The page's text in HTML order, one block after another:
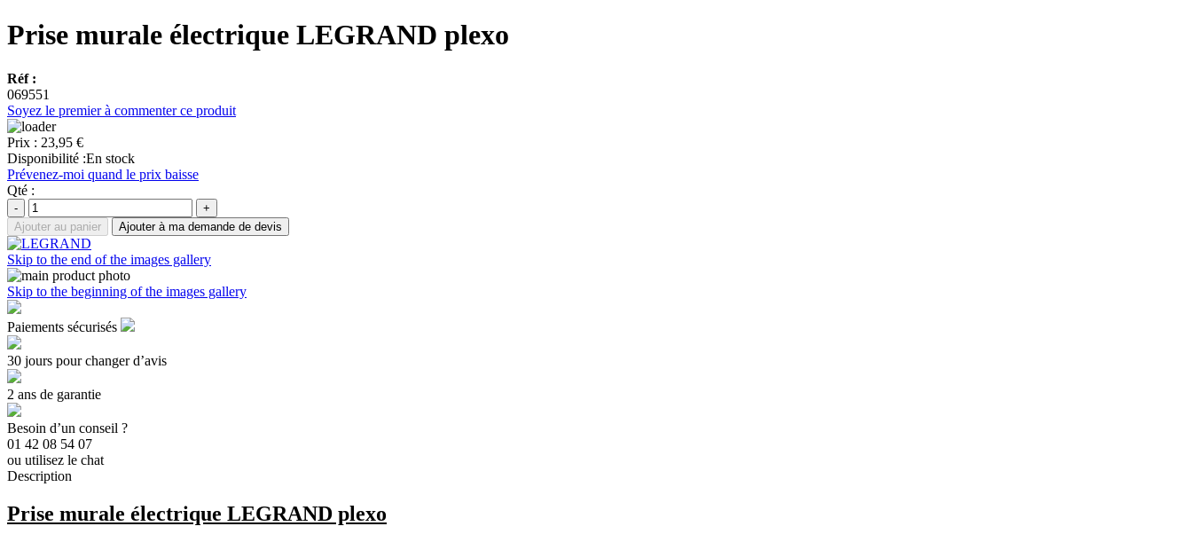
Prise murale électrique LEGRAND plexo
Réf :
069551
Soyez le premier à commenter ce produit
Prix : 23,95 €
Disponibilité :En stock
Prévenez-moi quand le prix baisse
Qté :
-
+
Ajouter au panier
Ajouter à ma demande de devis
Skip to the end of the images gallery
Skip to the beginning of the images gallery
Paiements sécurisés
30 jours pour changer d’avis
2 ans de garantie
Besoin d’un conseil ?
01 42 08 54 07
ou utilisez le chat
Description
Prise murale électrique LEGRAND plexo